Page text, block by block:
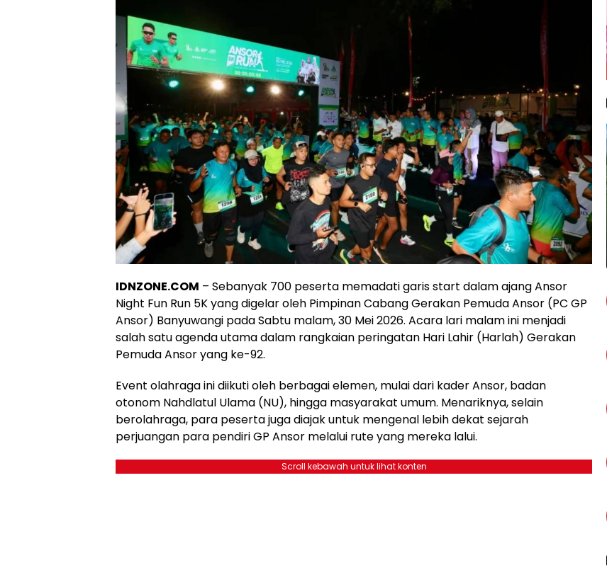
IDNZONE.COM – Sebanyak 700 peserta memadati garis start dalam ajang Ansor
Night Fun Run 5K yang digelar oleh Pimpinan Cabang Gerakan Pemuda Ansor (PC GP
Ansor) Banyuwangi pada Sabtu malam, 30 Mei 2026. Acara lari malam ini menjadi
salah satu agenda utama dalam rangkaian peringatan Hari Lahir (Harlah) Gerakan
Pemuda Ansor yang ke-92.
Event olahraga ini diikuti oleh berbagai elemen, mulai dari kader Ansor, badan
otonom Nahdlatul Ulama (NU), hingga masyarakat umum. Menariknya, selain
berolahraga, para peserta juga diajak untuk mengenal lebih dekat sejarah
perjuangan para pendiri GP Ansor melalui rute yang mereka lalui.
Scroll kebawah untuk lihat konten